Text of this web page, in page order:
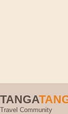
TANGA
Travel Community